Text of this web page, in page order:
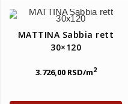
MATTINA Sabbia rett
30×120
3.726,00 RSD/m2